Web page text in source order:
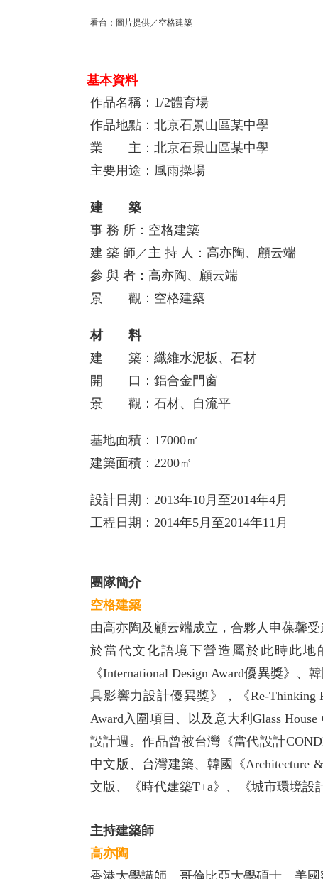
看台；圖片提供／空格建築
基本資料
作品名稱：1/2體育場
作品地點：北京石景山區某中學
業 主：北京石景山區某中學
主要用途：風雨操場
建 築
事 務 所：空格建築
建 築 師／主 持 人：高亦陶、顧云端
參 與 者：高亦陶、顧云端
景 觀：空格建築
材 料
建 築：纖維水泥板、石材
開 口：鋁合金門窗
景 觀：石材、自流平
基地面積：17000㎡
建築面積：2200㎡
設計日期：2013年10月至2014年4月
工程日期：2014年5月至2014年11月
團隊簡介
空格建築
由高亦陶及顧云端成立，合夥人申葆馨
於當代文化語境下營造屬於此時此地
《International Design Award優異獎》
具影響力設計優異獎》，《Re-Thinking
Award入圍項目、以及意大利Glass
設計週。作品曾被台灣《當代設計
中文版、台灣建築、韓國《Architecture
文版、《時代建築T+a》、《城市環境設
主持建築師
高亦陶
香港大學講師、哥倫比亞大學碩士、美